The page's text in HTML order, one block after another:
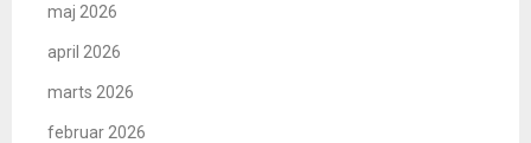
maj 2026
april 2026
marts 2026
februar 2026